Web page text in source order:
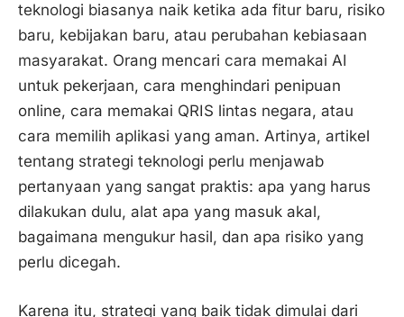
teknologi biasanya naik ketika ada fitur baru, risiko
baru, kebijakan baru, atau perubahan kebiasaan
masyarakat. Orang mencari cara memakai AI
untuk pekerjaan, cara menghindari penipuan
online, cara memakai QRIS lintas negara, atau
cara memilih aplikasi yang aman. Artinya, artikel
tentang strategi teknologi perlu menjawab
pertanyaan yang sangat praktis: apa yang harus
dilakukan dulu, alat apa yang masuk akal,
bagaimana mengukur hasil, dan apa risiko yang
perlu dicegah.
Karena itu, strategi yang baik tidak dimulai dari